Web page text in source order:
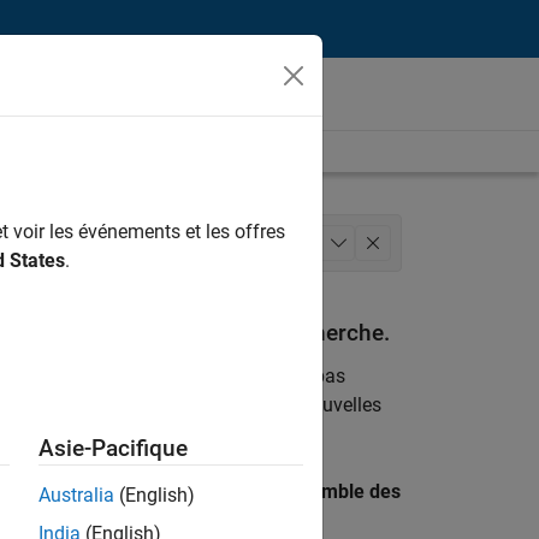
et opérations Juridique
à vos critères de recherche.
. Si malgré tout vous ne trouvez pas
pour vous tenir au courant des nouvelles
par lieu pour trouver l’ensemble des
voir les événements et les offres
States.
Asie-Pacifique
Australia (English)
India (English)